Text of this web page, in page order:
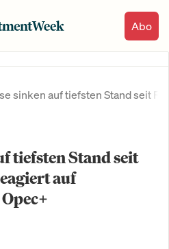
Abo
sinken auf tiefsten Stand seit
tiefsten Stand seit
auf